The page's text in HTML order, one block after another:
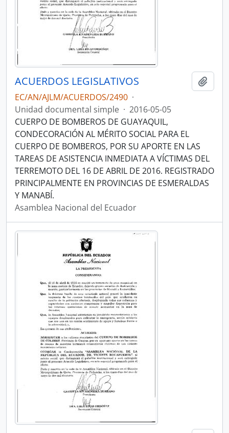
ACUERDOS LEGISLATIVOS
EC/AN/AJLM/ACUERDOS/2490 ·
Unidad documental simple · 2016-05-05
CUERPO DE BOMBEROS DE GUAYAQUIL,
CONDECORACIÓN AL MÉRITO SOCIAL PARA EL
CUERPO DE BOMBEROS, POR SU APORTE EN LAS
TAREAS DE ASISTENCIA INMEDIATA A VÍCTIMAS DEL
TERREMOTO DEL 16 DE ABRIL DE 2016. REGISTRADO
PRINCIPALMENTE EN PROVINCIAS DE ESMERALDAS
Y MANABÍ.
Asamblea Nacional del Ecuador